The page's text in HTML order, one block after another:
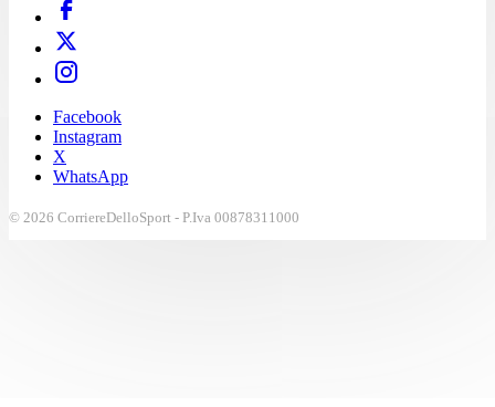
Facebook
Instagram
X
WhatsApp
© 2026 CorriereDelloSport - P.Iva 00878311000